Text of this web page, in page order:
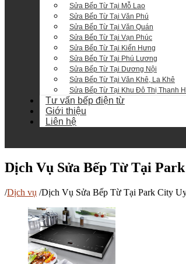
Sửa Bếp Từ Tại Mỗ Lao
Sửa Bếp Từ Tại Văn Phú
Sửa Bếp Từ Tại Văn Quán
Sửa Bếp Từ Tại Vạn Phúc
Sửa Bếp Từ Tại Kiến Hưng
Sửa Bếp Từ Tại Phú Lương
Sửa Bếp Từ Tại Dương Nội
Sửa Bếp Từ Tại Văn Khê, La Khê
Sửa Bếp Từ Tại Khu Đô Thị Thanh
Tư vấn bếp điện từ
Giới thiệu
Liên hệ
Dịch Vụ Sửa Bếp Từ Tại
/Dịch vụ /Dịch Vụ Sửa Bếp Từ Tại Park City